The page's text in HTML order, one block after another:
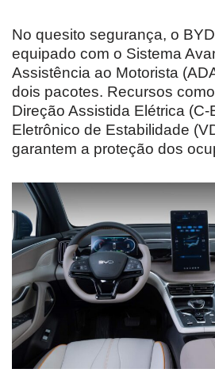
No quesito segurança, o
equipado com o Sistema
Assistência ao Motorista
dois pacotes. Recursos
Direção Assistida Elétrica (C-
Eletrônico de Estabilidade
garantem a proteção dos